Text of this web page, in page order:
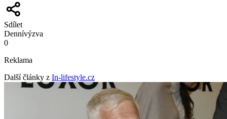
Sdílet
Dennívýzva
0
Reklama
Další články z In-lifestyle.cz